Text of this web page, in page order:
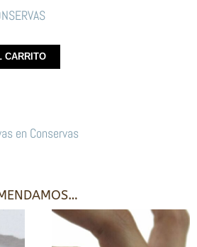
CARRITO
en Conservas